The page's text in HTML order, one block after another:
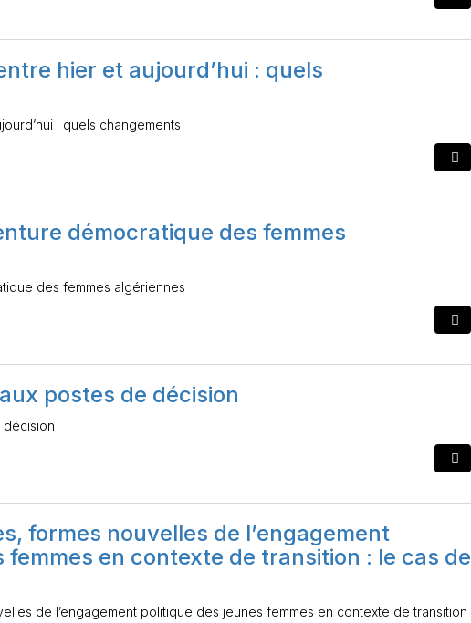
hier et aujourd’hui : quels
: quels changements
démocratique des femmes
des femmes algériennes
postes de décision
décision
formes nouvelles de l’engagement
femmes en contexte de transition : le cas de
de l’engagement politique des jeunes femmes en contexte de transition